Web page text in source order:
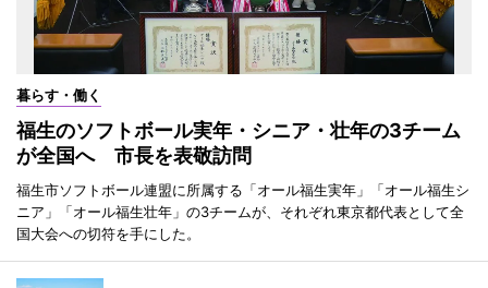
暮らす・働く
福生のソフトボール実年・シニア・壮年の3チーム
が全国へ 市長を表敬訪問
福生市ソフトボール連盟に所属する「オール福生実年」「オール福生シ
ニア」「オール福生壮年」の3チームが、それぞれ東京都代表として全
国大会への切符を手にした。